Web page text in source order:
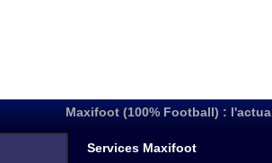
Maxifoot (100% Football) :
Services Maxifoot